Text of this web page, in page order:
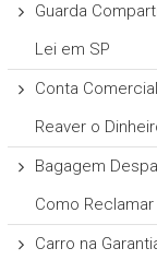
Guarda
Lei em SP
Conta
Reaver o
Bagagem
Como Reclamar
Carro na